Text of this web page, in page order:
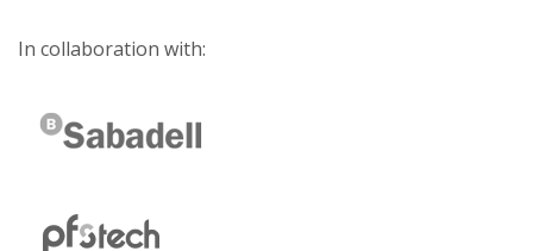
In collaboration with: